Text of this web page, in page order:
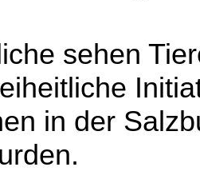
sehen
in der